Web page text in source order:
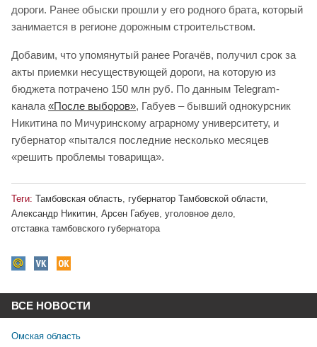
дороги. Ранее обыски прошли у его родного брата, который
занимается в регионе дорожным строительством.
Добавим, что упомянутый ранее Рогачёв, получил срок за
акты приемки несуществующей дороги, на которую из
бюджета потрачено 150 млн руб. По данным Telegram-
канала «После выборов», Габуев – бывший однокурсник
Никитина по Мичуринскому аграрному университету, и
губернатор «пытался последние несколько месяцев
«решить проблемы товарища».
Теги: Тамбовская область губернатор Тамбовской области
Александр Никитин, Арсен Габуев, уголовное дело,
отставка тамбовского губернатора
ВСЕ НОВОСТИ
Омская область